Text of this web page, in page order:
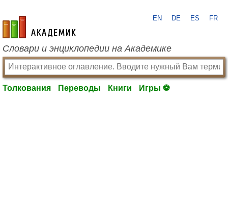
academic.ru
EN DE ES FR
Словари и энциклопедии на Академике
Толкования Переводы Книги Игры ⚽